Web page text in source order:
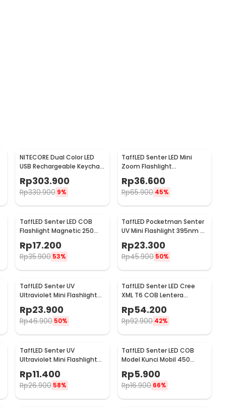
NITECORE Dual Color LED
USB Rechargeable Keychain
Light - THUMB
Rp303.900
Rp330.900 9%
TaffLED Senter LED Mini
Zoom Flashlight
Rechargeable Q5 2000
Lumens
Rp36.600
Rp65.900 45%
TaffLED Senter LED COB
Flashlight Magnetic 250
Rp17.200
Rp35.900 53%
TaffLED Pocketman Senter
UV Mini Flashlight 395nm -
Rp23.300
Rp45.900 50%
TaffLED Senter UV
Ultraviolet Mini Flashlight
395nm 21 LED - UV-21
Rp23.900
Rp46.900 50%
TaffLED Senter LED Cree
XML T6 COB Lentera
- WY8106
Rp54.200
Rp92.900 42%
TaffLED Senter UV
Ultraviolet Mini Flashlight
Rp11.400
Rp26.900 58%
TaffLED Senter LED COB
Model Kunci Mobil 450
Rp5.900
Rp16.900 66%